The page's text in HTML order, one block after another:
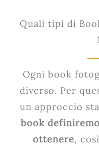
Quali tipi di
Ogni book
diverso. Per
un approccio
book
ottenere,